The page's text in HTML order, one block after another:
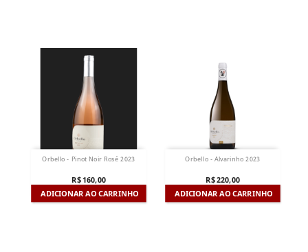
Orbello - Pinot Noir Rosé 2023
R$ 160,00
ADICIONAR AO CARRINHO
Orbello - Alvarinho 2023
R$ 220,00
ADICIONAR AO CARRINHO